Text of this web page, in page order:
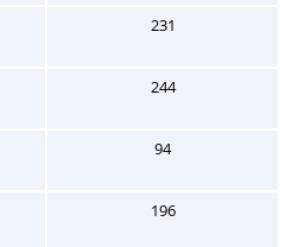
231
244
94
196